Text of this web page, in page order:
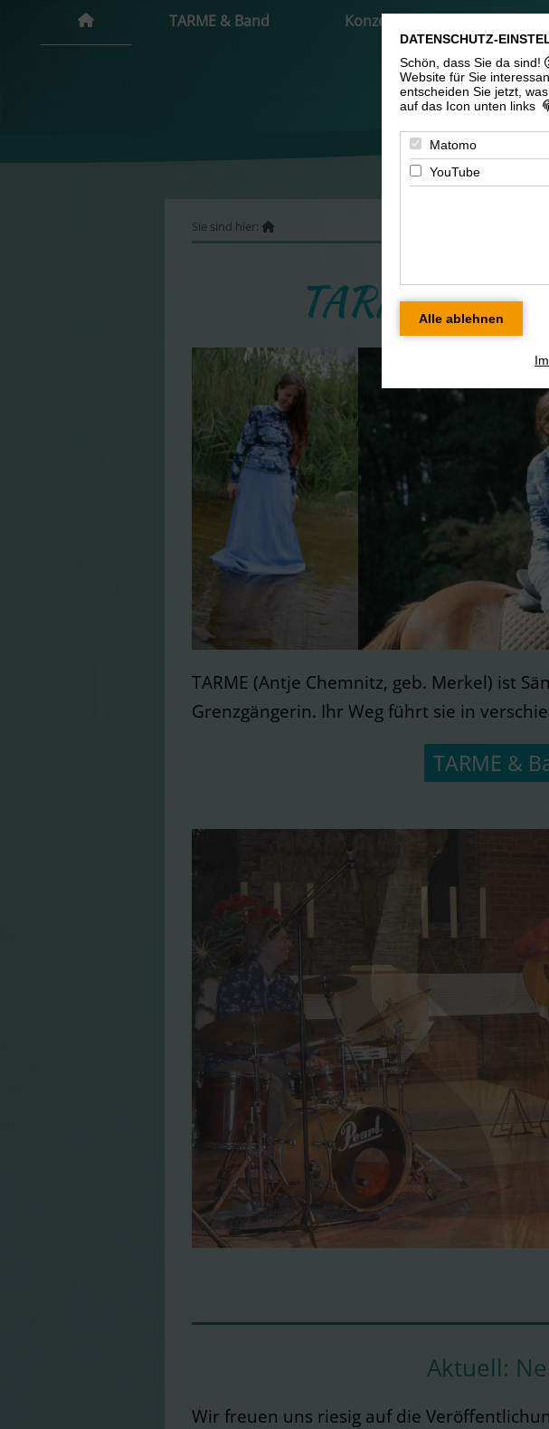
TARME & Band Konzertangebote
Sie sind hier:
TARME-
TARME (Antje Chemnitz, geb. Merkel) ist
Grenzgängerin. Ihr Weg führt sie in
TARME &
Aktuell:
Wir freuen uns riesig auf die
DATENSCHUTZ-
Schön, dass Sie da sind!
Website für Sie
entscheiden Sie jetzt,
auf das Icon unten links
Matomo
YouTube